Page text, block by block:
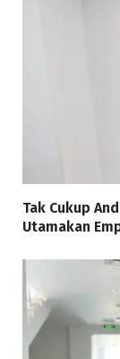
Tak Cukup
Utamakan